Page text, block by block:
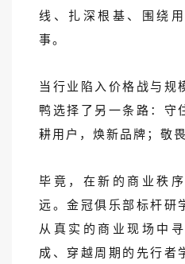
线、扎深根基、围绕
事。
当行业陷入价格战与规
鸭选择了另一条路：守
耕用户，焕新品牌；敬
毕竟，在新的商业秩
远。金冠俱乐部标杆研
从真实的商业现场中
成、穿越周期的先行者